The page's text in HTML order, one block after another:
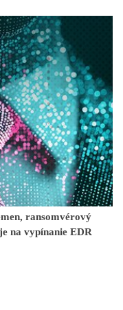
ransomvérový
na vypínanie EDR